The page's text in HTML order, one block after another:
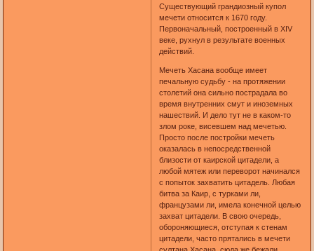
Существующий грандиозный купол
мечети относится к 1670 году.
Первоначальный, построенный в XIV
веке, рухнул в результате военных
действий.
Мечеть Хасана вообще имеет
печальную судьбу - на протяжении
столетий она сильно пострадала во
время внутренних смут и иноземных
нашествий. И дело тут не в каком-то
злом роке, висевшем над мечетью.
Просто после постройки мечеть
оказалась в непосредственной
близости от каирской цитадели, а
любой мятеж или переворот начинался
с попыток захватить цитадель. Любая
битва за Каир, с турками ли,
французами ли, имела конечной целью
захват цитадели. В свою очередь,
обороняющиеся, отступая к стенам
цитадели, часто прятались в мечети